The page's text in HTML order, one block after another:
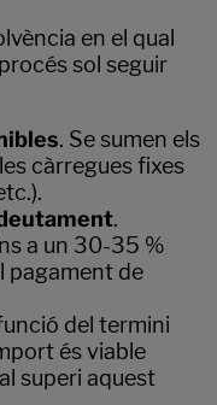
en el qual
sol seguir
. Se sumen els
càrregues fixes
.
a un 30-35 %
pagament de
del termini
és viable
superi aquest